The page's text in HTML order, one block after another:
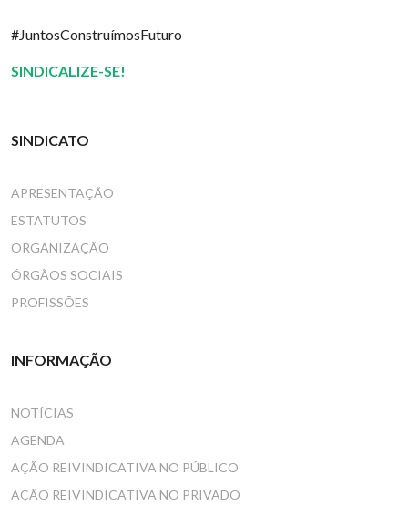
#JuntosConstruímosFuturo
SINDICALIZE-SE!
SINDICATO
APRESENTAÇÃO
ESTATUTOS
ORGANIZAÇÃO
ÓRGÃOS SOCIAIS
PROFISSÕES
INFORMAÇÃO
NOTÍCIAS
AGENDA
AÇÃO REIVINDICATIVA NO PÚBLICO
AÇÃO REIVINDICATIVA NO PRIVADO